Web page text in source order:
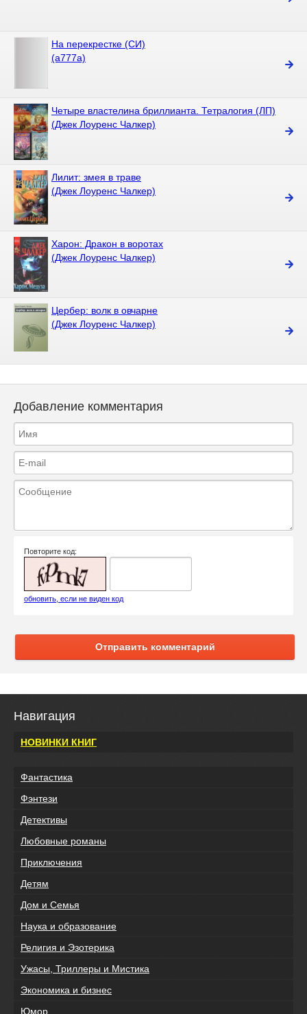
На перекрестке (СИ)
(a777a)
Четыре властелина бриллианта. Тетралогия (ЛП)
(Джек Лоуренс Чалкер)
Лилит: змея в траве
(Джек Лоуренс Чалкер)
Харон: Дракон в воротах
(Джек Лоуренс Чалкер)
Цербер: волк в овчарне
(Джек Лоуренс Чалкер)
Добавление комментария
Повторите код:
обновить, если не виден код
Отправить комментарий
Навигация
НОВИНКИ КНИГ
Фантастика
Фэнтези
Детективы
Любовные романы
Приключения
Детям
Дом и Семья
Наука и образование
Религия и Эзотерика
Ужасы, Триллеры и Мистика
Экономика и бизнес
Юмор